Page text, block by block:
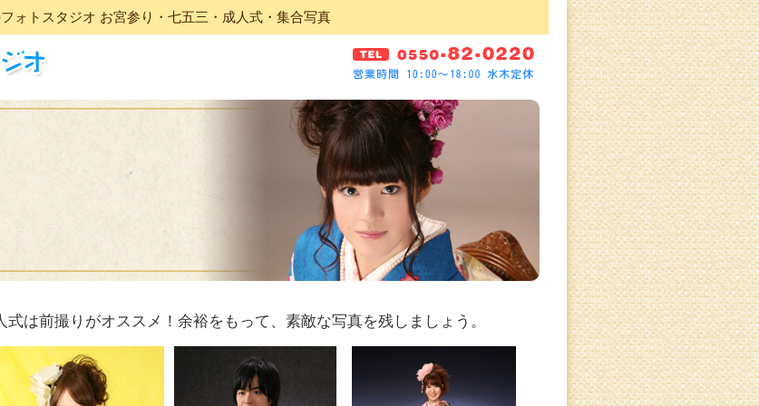
ォトスタジオ お宮参り・七五三・成人式・集合写真
式は前撮りがオススメ！余裕をもって、素敵な写真を残しましょう。